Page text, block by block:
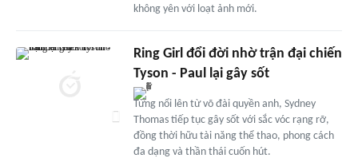
không yên với loạt ảnh mới.
Ring Girl đổi đời nhờ trận đại chiến
Tyson - Paul lại gây sốt
Từng nổi lên từ võ đài quyền anh, Sydney
Thomas tiếp tục gây sốt với sắc vóc rạng rỡ,
đồng thời hữu tài năng thể thao, phong cách
đa dạng và thần thái cuốn hút.